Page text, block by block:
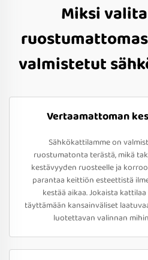
Miksi
valmistetut
Vertaamattoman
Sähkökattilamme on
ruostumatonta terästä, mikä
kestävyyden ruosteelle ja
parantaa keittiön esteettistä
kestää aikaa. Jokaista
täyttämään kansainväliset
luotettavan valinnan